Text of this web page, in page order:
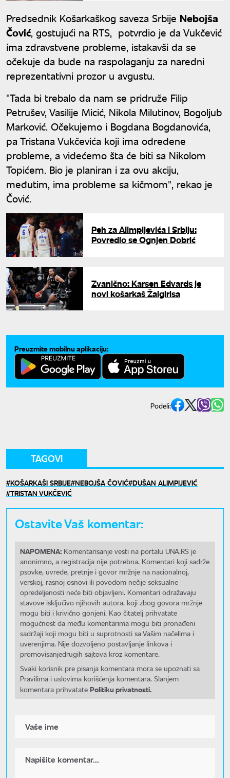
Predsednik Košarkaškog saveza Srbije Nebojša
Čović, gostujući na RTS, potvrdio je da Vukčević
ima zdravstvene probleme, istakavši da se
očekuje da bude na raspolaganju za naredni
reprezentativni prozor u avgustu.
"Tada bi trebalo da nam se pridruže Filip
Petrušev, Vasilije Micić, Nikola Milutinov, Bogoljub
Marković. Očekujemo i Bogdana Bogdanovića,
pa Tristana Vukčevića koji ima određene
probleme, a videćemo šta će biti sa Nikolom
Topićem. Bio je planiran i za ovu akciju,
međutim, ima probleme sa kičmom", rekao je
Čović.
Peh za Alimpijevića i Srbiju:
Povredio se Ognjen Dobrić
Zvanično: Karsen Edvards je
novi košarkaš Žalgirisa
Preuzmite mobilnu aplikaciju:
Podeli:
TAGOVI
KOŠARKAŠI SRBIJE NEBOJŠA ČOVIĆ DUŠAN ALIMPIJEVIĆ
TRISTAN VUKČEVIĆ
Ostavite Vaš komentar:
NAPOMENA: Komentarisanje vesti na portalu UNA.RS je
anonimno, a registracija nije potrebna. Komentari koji sadrže
psovke, uvrede, pretnje i govor mržnje na nacionalnoj,
verskoj, rasnoj osnovi ili povodom nečije seksualne
opredeljenosti neće biti objavljeni. Komentari odražavaju
stavove isključivo njihovih autora, koji zbog govora mržnje
mogu biti i krivično gonjeni. Kao čitatelj prihvatate
mogućnost da među komentarima mogu biti pronađeni
sadržaji koji mogu biti u suprotnosti sa Vašim načelima i
uverenjima. Nije dozvoljeno postavljanje linkova i
promovisanjedrugih sajtova kroz komentare.
Svaki korisnik pre pisanja komentara mora se upoznati sa
Pravilima i uslovima korišćenja komentara. Slanjem
komentara prihvatate Politiku privatnosti.